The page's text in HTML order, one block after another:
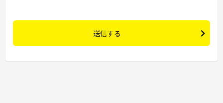
送信する